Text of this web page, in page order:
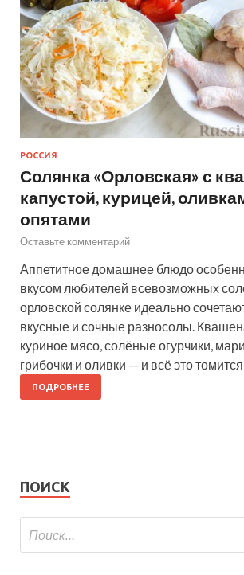
РОССИЯ
Солянка «Орловская» с
капустой, курицей,
опятами
Оставьте комментарий
Аппетитное домашнее блюдо
вкусом любителей всевозможных
орловской солянке идеально
вкусные и сочные разносолы.
куриное мясо, солёные огурчики,
грибочки и оливки — и всё это
ПОДРОБНЕЕ
ПОИСК